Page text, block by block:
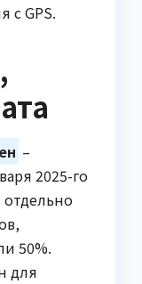
с GPS.
–
2025-го
50%.
для